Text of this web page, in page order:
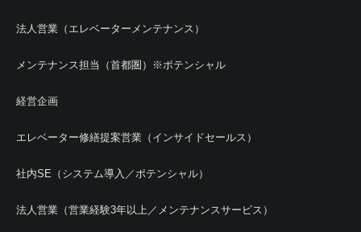
法人営業（エレベーターメンテナンス）
メンテナンス担当（首都圏）※ポテンシャル
経営企画
エレベーター修繕提案営業（インサイドセールス）
社内SE（システム導入／ポテンシャル）
法人営業（営業経験3年以上／メンテナンスサービス）